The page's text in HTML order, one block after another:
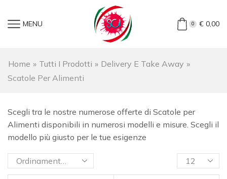
MENU 0 €0,00
Home » Tutti I Prodotti » Delivery E Take Away »
Scatole Per Alimenti
Scegli tra le nostre numerose offerte di Scatole per
Alimenti disponibili in numerosi modelli e misure. Scegli il
modello più giusto per le tue esigenze